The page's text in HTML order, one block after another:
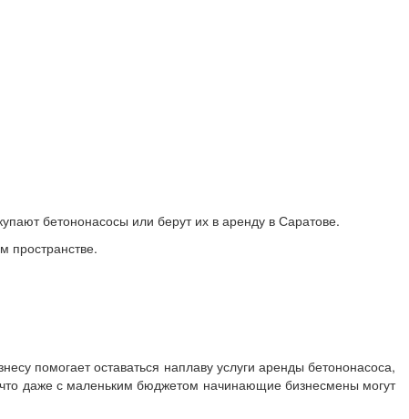
бетононасосы или берут их в аренду в Саратове.
пространстве.
помогает оставаться наплаву услуги аренды бетононасоса,
даже с маленьким бюджетом начинающие бизнесмены могут